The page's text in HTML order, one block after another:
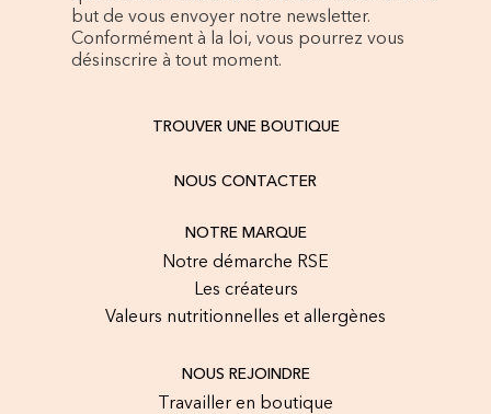
but de vous envoyer notre newsletter.
Conformément à la loi, vous pourrez vous
désinscrire à tout moment.
TROUVER UNE BOUTIQUE
NOUS CONTACTER
NOTRE MARQUE
Notre démarche RSE
Les créateurs
Valeurs nutritionnelles et allergènes
NOUS REJOINDRE
Travailler en boutique